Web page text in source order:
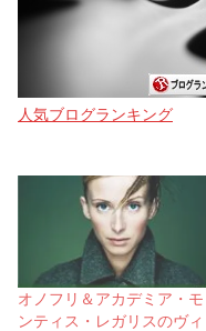
人気ブログランキング
オノフリ＆アカデミア・モ
ンティス・レガリスのヴィ